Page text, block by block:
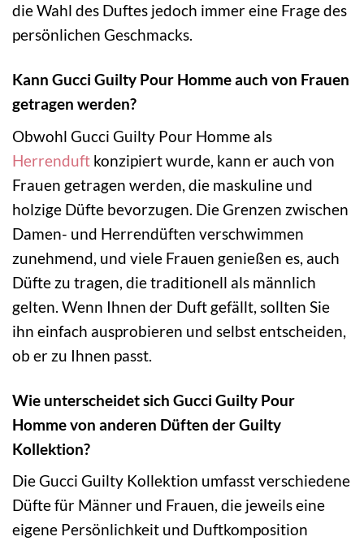
die Wahl des Duftes jedoch immer eine Frage des
persönlichen Geschmacks.
Kann Gucci Guilty Pour Homme auch von Frauen
getragen werden?
Obwohl Gucci Guilty Pour Homme als
Herrenduft konzipiert wurde, kann er auch von
Frauen getragen werden, die maskuline und
holzige Düfte bevorzugen. Die Grenzen zwischen
Damen- und Herrendüften verschwimmen
zunehmend, und viele Frauen genießen es, auch
Düfte zu tragen, die traditionell als männlich
gelten. Wenn Ihnen der Duft gefällt, sollten Sie
ihn einfach ausprobieren und selbst entscheiden,
ob er zu Ihnen passt.
Wie unterscheidet sich Gucci Guilty Pour
Homme von anderen Düften der Guilty
Kollektion?
Die Gucci Guilty Kollektion umfasst verschiedene
Düfte für Männer und Frauen, die jeweils eine
eigene Persönlichkeit und Duftkomposition